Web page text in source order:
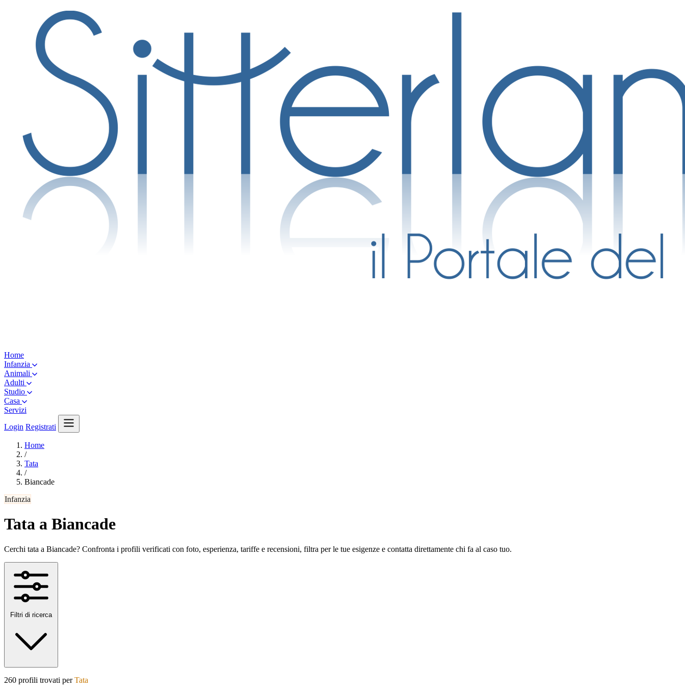
Home
Infanzia
Animali
Adulti
Studio
Casa
Servizi
Login Registrati
Home
/
Tata
/
Biancade
Infanzia
Tata a Biancade
Cerchi tata a Biancade? Confronta i profili verificati con foto, esperienza, tariffe e recensioni, filtra per le tue esigenze e contatta direttamente chi fa al caso tuo.
Filtri di ricerca
260 profili trovati perTata